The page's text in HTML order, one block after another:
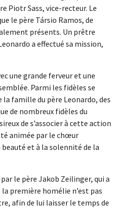
Piotr Sass, vice-recteur. Le
le père Társio Ramos, de
présents. Un prêtre
a effectué sa mission,
une grande ferveur et une
Parmi les fidèles se
famille du père Leonardo, des
de nombreux fidèles du
de s’associer à cette action
animée par le chœur
et à la solennité de la
le père Jakob Zeilinger, qui a
première homélie n’est pas
afin de lui laisser le temps de